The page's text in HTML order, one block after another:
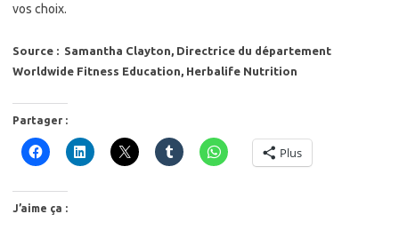
vos choix.
Source : Samantha Clayton, Directrice du département
Worldwide Fitness Education, Herbalife Nutrition
Partager :
Plus
J’aime ça :